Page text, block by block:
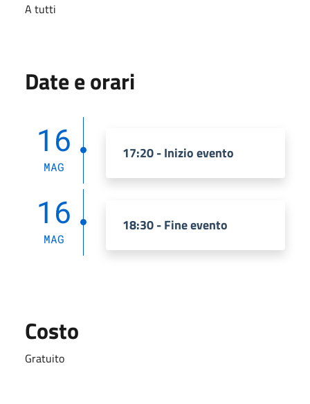
A tutti
Date e orari
16
MAG
17:20 - Inizio evento
16
MAG
18:30 - Fine evento
Costo
Gratuito